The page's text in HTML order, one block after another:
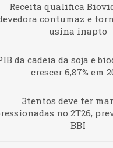
Receita qualifica
contumaz e
usina inapto
da cadeia da soja e
crescer 6,87% em
3tentos deve ter
no 2T26,
BBI